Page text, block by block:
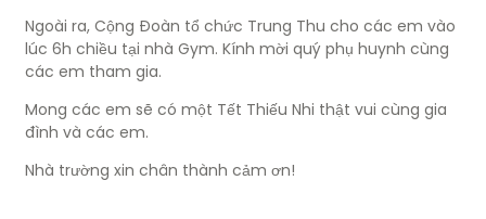
Ngoài ra, Cộng Đoàn tổ chức Trung Thu cho các em vào
lúc 6h chiều tại nhà Gym. Kính mời quý phụ huynh cùng
các em tham gia.
Mong các em sẽ có một Tết Thiếu Nhi thật vui cùng gia
đình và các em.
Nhà trường xin chân thành cảm ơn!